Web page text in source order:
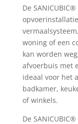
De
woning of een
kan worden
afvoerbuis met
ideaal voor het
badkamer,
of winkels.
De